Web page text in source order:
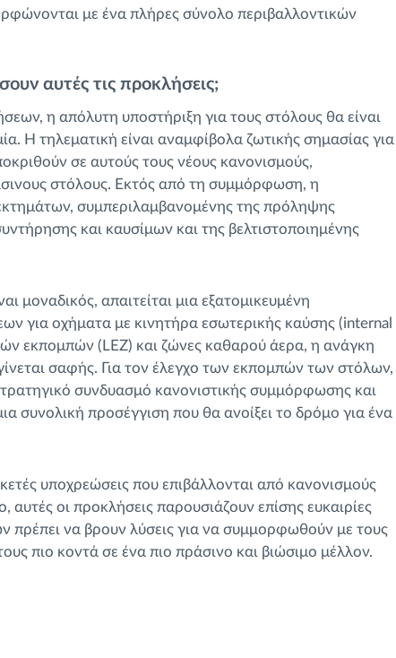
με ένα πλήρες σύνολο περιβαλλοντικών
αυτές τις προκλήσεις;
η απόλυτη υποστήριξη για τους στόλους θα είναι
Η τηλεματική είναι αναμφίβολα ζωτικής σημασίας για
σε αυτούς τους νέους κανονισμούς,
στόλους. Εκτός από τη συμμόρφωση, η
συμπεριλαμβανομένης της πρόληψης
και καυσίμων και της βελτιστοποιημένης
μοναδικός, απαιτείται μια εξατομικευμένη
για οχήματα με κινητήρα εσωτερικής καύσης (internal
εκπομπών (LEZ) και ζώνες καθαρού άερα, η ανάγκη
σαφής. Για τον έλεγχο των εκπομπών των στόλων,
συνδυασμό κανονιστικής συμμόρφωσης και
συνολική προσέγγιση που θα ανοίξει το δρόμο για ένα
υποχρεώσεις που επιβάλλονται από κανονισμούς
οι προκλήσεις παρουσιάζουν επίσης ευκαιρίες
πρέπει να βρουν λύσεις για να συμμορφωθούν με τους
πιο κοντά σε ένα πιο πράσινο και βιώσιμο μέλλον.